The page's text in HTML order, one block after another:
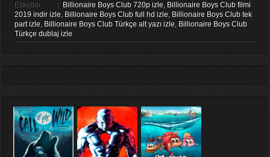
Etiketler
: Billionaire Boys Club 720p izle, Billionaire Boys Club filmi
2019 indir izle, Billionaire Boys Club full hd izle, Billionaire Boys Club tek
part izle, Billionaire Boys Club Türkçe alt yazı izle, Billionaire Boys Club
Türkçe dublaj izle